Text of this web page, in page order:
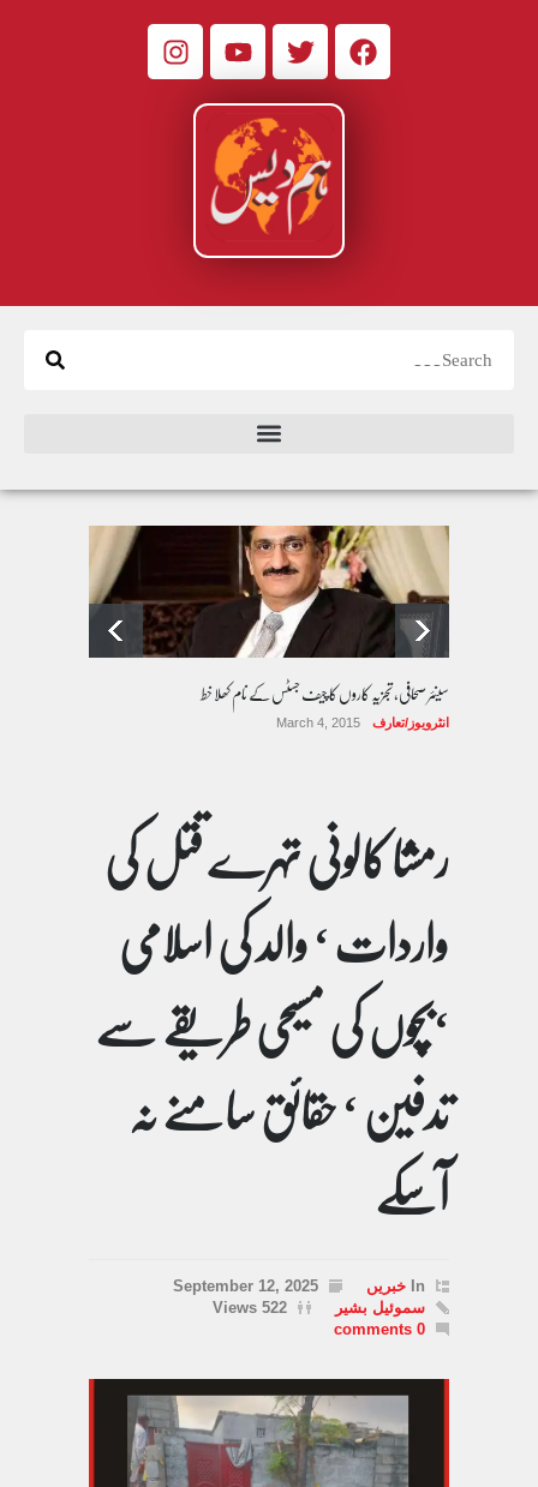
سینئر صحافی، تجزیہ کاروں کا چیف جسٹس کے نام کھلا خط
انٹرویوز/تعارف March 4, 2015
رمشا کالونی تہرے قتل کی
واردات ‘ والد کی اسلامی
‘بچوں کی مسیحی طریقے سے
تدفین ‘ حقائق سامنے نہ
آسکے
In خبریں
September 12, 2025
سموئیل بشیر
522 Views
0 comments